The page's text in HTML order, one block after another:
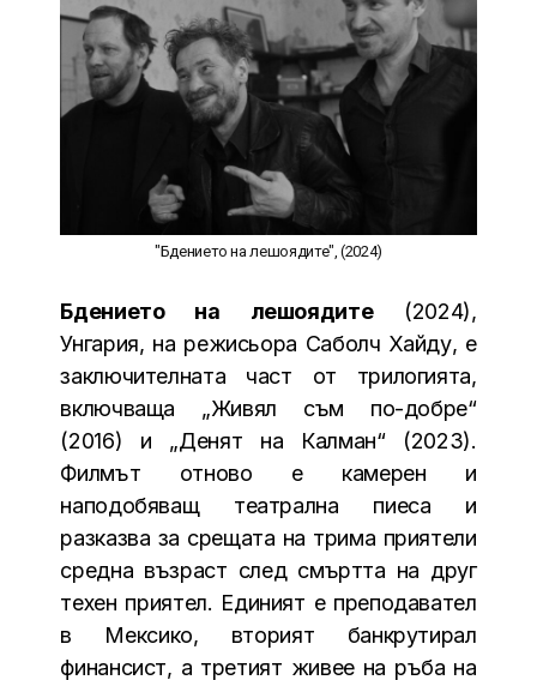
"Бдението на лешоядите", (2024)
Бдението на лешоядите(2024),
Унгария, на режисьора Саболч Хайду, е
заключителната част от трилогията,
включваща „Живял съм по-добре“
(2016) и „Денят на Калман“ (2023).
Филмът отново е камерен и
наподобяващ театрална пиеса и
разказва за срещата на трима приятели
средна възраст след смъртта на друг
техен приятел. Единият е преподавател
в Мексико, вторият банкрутирал
финансист, а третият живее на ръба на